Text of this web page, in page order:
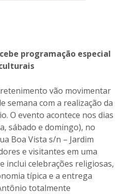
programação especial
vão movimentar
semana com a realização da
O evento acontece nos dias
sábado e domingo), no
Boa Vista s/n – Jardim
e visitantes em uma
inclui celebrações religiosas,
típica e a entrega
totalmente